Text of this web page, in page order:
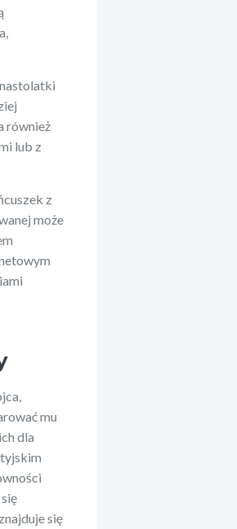
również
lub z
z
może
mu
dla
się